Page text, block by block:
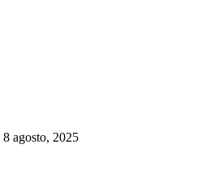
8 agosto, 2025